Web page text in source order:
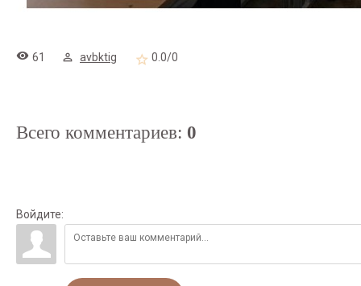
61 avbktig 0.0/0
Всего комментариев: 0
Войдите: